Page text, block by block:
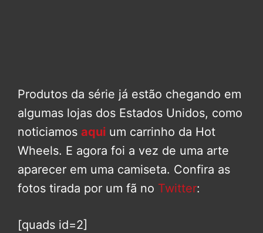
Produtos da série já estão chegando em
algumas lojas dos Estados Unidos, como
noticiamos aqui um carrinho da Hot
Wheels. E agora foi a vez de uma arte
aparecer em uma camiseta. Confira as
fotos tirada por um fã no Twitter:
[quads id=2]